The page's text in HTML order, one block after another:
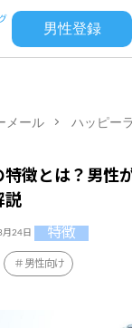
男性登録
メール ハッピー
特徴とは？男性
説
24日 特徴
男性向け